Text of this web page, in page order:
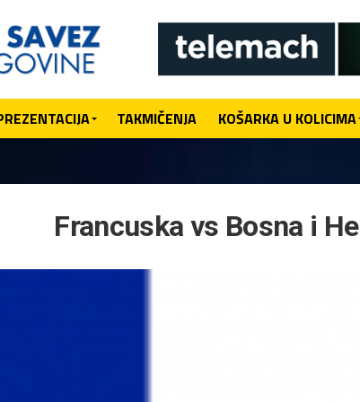
TAKMIČENJA KOŠARKA U KOLICIMA
Francuska vs Bosna i